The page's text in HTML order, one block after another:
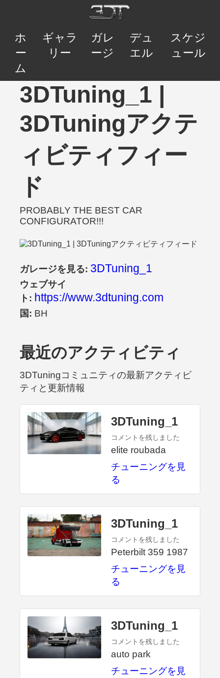
ホ
ー
ム
ギャラ
リー
ガレ
ージ
デュ
エル
スケジ
ュール
3DTuning_1 |
3DTuningアクテ
ィビティフィー
ド
PROBABLY THE BEST CAR
CONFIGURATOR!!!
ガレージを見る: 3DTuning_1
ウェブサイ
ト: https://www.3dtuning.com
国: BH
最近のアクティビティ
3DTuningコミュニティの最新アクティビ
ティと更新情報
3DTuning_1
コメントを残しました
elite roubada
チューニングを見
る
3DTuning_1
コメントを残しました
Peterbilt 359 1987
チューニングを見
る
3DTuning_1
コメントを残しました
auto park
チューニングを見